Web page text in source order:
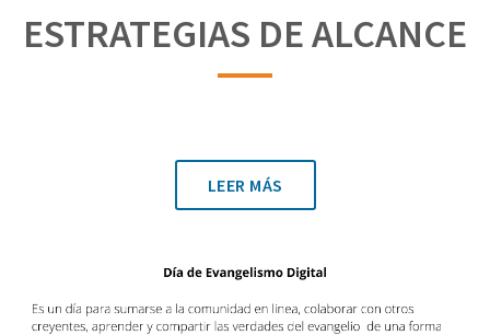
ESTRATEGIAS DE ALCANCE
LEER MÁS